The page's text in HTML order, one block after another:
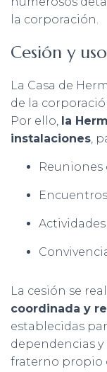
la corporación.
Cesión y
La Casa de
de la
Por ello, la
instalaciones,
La cesión se
coordinada y
establecidas
dependencias
fraterno propio